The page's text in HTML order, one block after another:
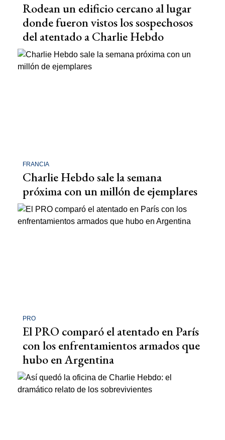
Rodean un edificio cercano al lugar
donde fueron vistos los sospechosos
del atentado a Charlie Hebdo
FRANCIA
Charlie Hebdo sale la semana
próxima con un millón de ejemplares
PRO
El PRO comparó el atentado en París
con los enfrentamientos armados que
hubo en Argentina